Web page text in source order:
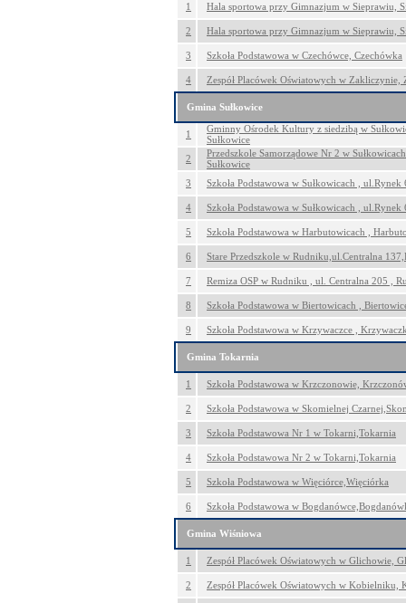
1 Hala sportowa przy Gimnazjum w Sieprawiu,
2 Hala sportowa przy Gimnazjum w Sieprawiu,
3 Szkoła Podstawowa w Czechówce, Czechówka
4 Zespół Placówek Oświatowych w Zakliczynie,
Gmina Sułkowice
1
Gminny Ośrodek Kultury z siedzibą w
Sułkowice
2
Przedszkole Samorządowe Nr 2 w
Sułkowice
3
Szkoła Podstawowa w Sułkowicach , ul.Rynek
4 Szkoła Podstawowa w Sułkowicach , ul.Rynek
5 Szkoła Podstawowa w Harbutowicach ,
6 Stare Przedszkole w Rudniku,ul.Centralna
7 Remiza OSP w Rudniku , ul. Centralna 205 ,
8 Szkoła Podstawowa w Biertowicach ,
9 Szkoła Podstawowa w Krzywaczce ,
Gmina Tokarnia
1 Szkoła Podstawowa w Krzczonowie,
2 Szkoła Podstawowa w Skomielnej
3 Szkoła Podstawowa Nr 1 w Tokarni,Tokarnia
4 Szkoła Podstawowa Nr 2 w Tokarni,Tokarnia
5 Szkoła Podstawowa w Więciórce,Więciórka
6 Szkoła Podstawowa w
Gmina Wiśniowa
1 Zespół Placówek Oświatowych w Glichowie,
2 Zespół Placówek Oświatowych w Kobielniku,